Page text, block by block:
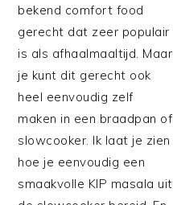
bekend comfort food
gerecht dat zeer populair
is als afhaalmaaltijd. Maar
je kunt dit gerecht ook
heel eenvoudig zelf
maken in een braadpan of
slowcooker. Ik laat je zien
hoe je eenvoudig een
smaakvolle KIP masala uit